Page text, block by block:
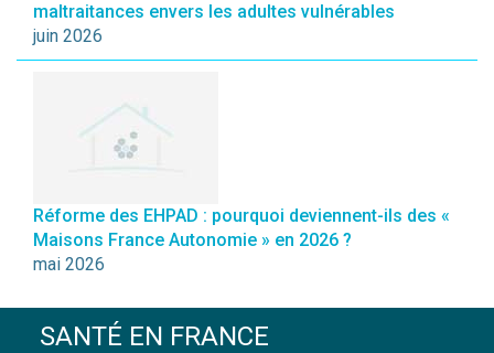
maltraitances envers les adultes vulnérables
juin 2026
Réforme des EHPAD : pourquoi deviennent-ils des «
Maisons France Autonomie » en 2026 ?
mai 2026
SANTÉ EN FRANCE